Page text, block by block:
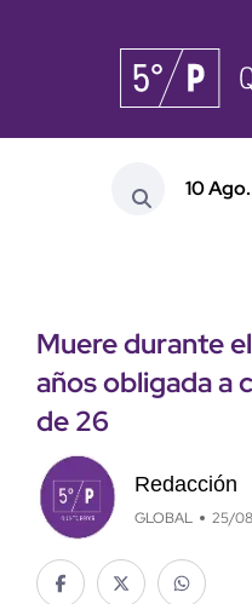
10
Muere durante
años obligada a
de 26
Redacción
GLOBAL 25/